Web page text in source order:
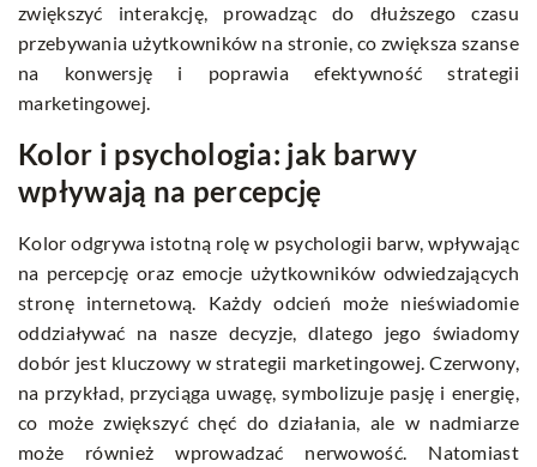
zwiększyć interakcję, prowadząc do dłuższego czasu
przebywania użytkowników na stronie, co zwiększa szanse
na konwersję i poprawia efektywność strategii
marketingowej.
Kolor i psychologia: jak barwy
wpływają na percepcję
Kolor odgrywa istotną rolę w psychologii barw, wpływając
na percepcję oraz emocje użytkowników odwiedzających
stronę internetową. Każdy odcień może nieświadomie
oddziaływać na nasze decyzje, dlatego jego świadomy
dobór jest kluczowy w strategii marketingowej. Czerwony,
na przykład, przyciąga uwagę, symbolizuje pasję i energię,
co może zwiększyć chęć do działania, ale w nadmiarze
może również wprowadzać nerwowość. Natomiast